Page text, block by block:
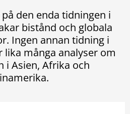
den enda tidningen i
bistånd och globala
Ingen annan tidning i
lika många analyser om
i Asien, Afrika och